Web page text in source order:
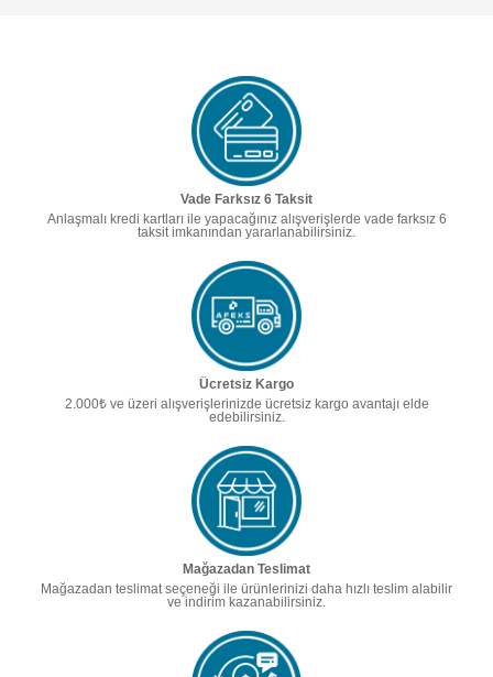
Vade Farksız 6 Taksit
Anlaşmalı kredi kartları ile yapacağınız alışverişlerde vade farksız 6
taksit imkanından yararlanabilirsiniz.
Ücretsiz Kargo
2.000₺ ve üzeri alışverişlerinizde ücretsiz kargo avantajı elde
edebilirsiniz.
Mağazadan Teslimat
Mağazadan teslimat seçeneği ile ürünlerinizi daha hızlı teslim alabilir
ve indirim kazanabilirsiniz.